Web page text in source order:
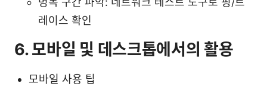
레이스 확인
6. 모바일 및 데스크톱에서의 활용
모바일 사용 팁